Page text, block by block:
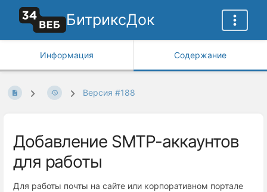
БитриксДок
Информация Содержание
Версия #188
Добавление SMTP-аккаунтов
для работы
Для работы почты на сайте или корпоративном портале